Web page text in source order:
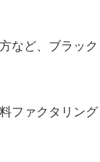
など、ブラック
ファクタリング